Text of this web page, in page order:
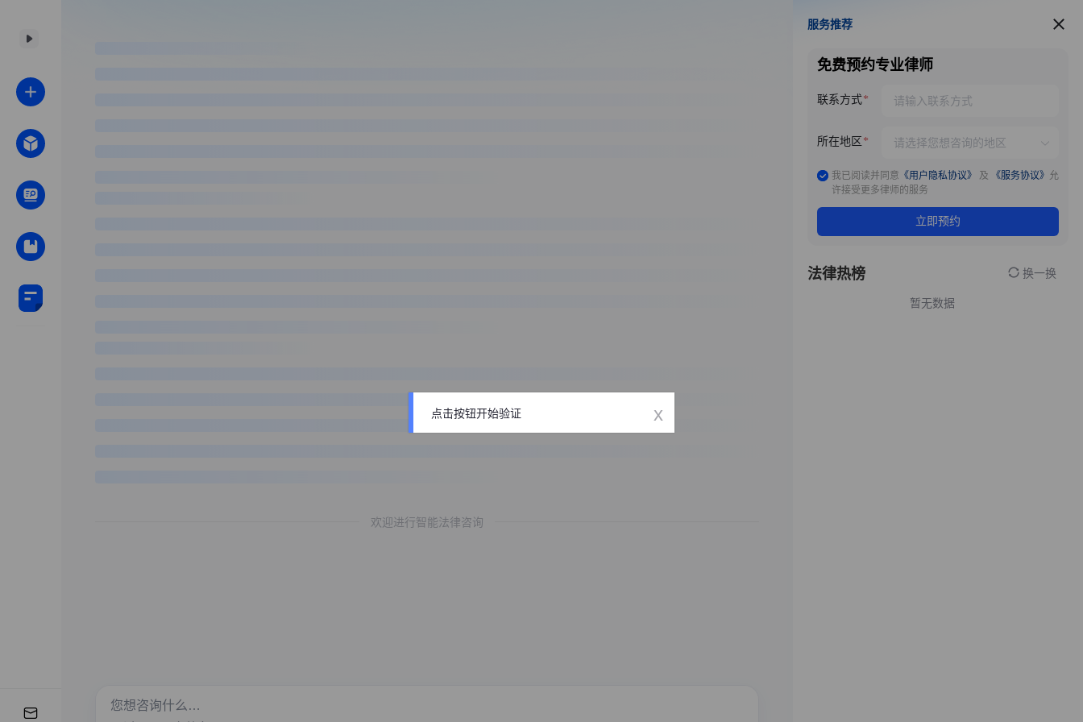
欢迎进行智能法律咨询
服务推荐
服务推荐
免费预约专业律师
联系方式
所在地区
我已阅读并同意 《用户隐私协议》 及 《服务协议》 允
许接受更多律师的服务
立即预约
法律热榜 换一换
暂无数据
点击按钮开始验证 x